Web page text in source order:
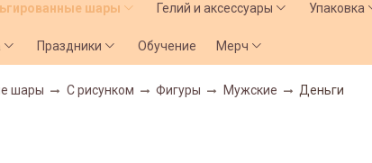
шары Гелий и аксессуары Упаковка
Праздники Обучение Мерч
шары С рисунком Фигуры Мужские Деньги